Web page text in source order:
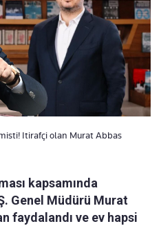
Itirafçi olan Murat Abbas
kapsamında
Genel Müdürü Murat
faydalandı ve ev hapsi